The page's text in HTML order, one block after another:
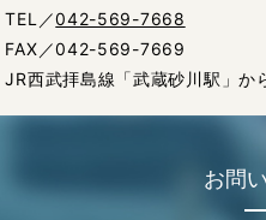
TEL／042-569-7668
FAX／042-569-7669
JR西武拝島線「武蔵砂川駅」か
お問